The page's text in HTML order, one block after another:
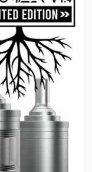
Luft punktgenau
Kammer,
Flavour
sich
Neeko
unterwegs
zu
und
mit einem